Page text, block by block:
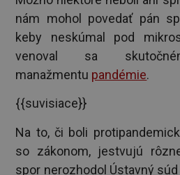
nám mohol povedať pán
keby neskúmal pod
venoval sa
manažmentu pandémie.
{{suvisiace}}
Na to, či boli
so zákonom, jestvujú
spor nerozhodol Ústavný